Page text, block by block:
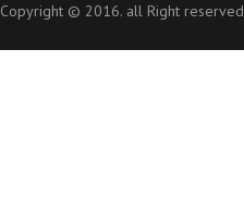
Copyright © 2016. all Right